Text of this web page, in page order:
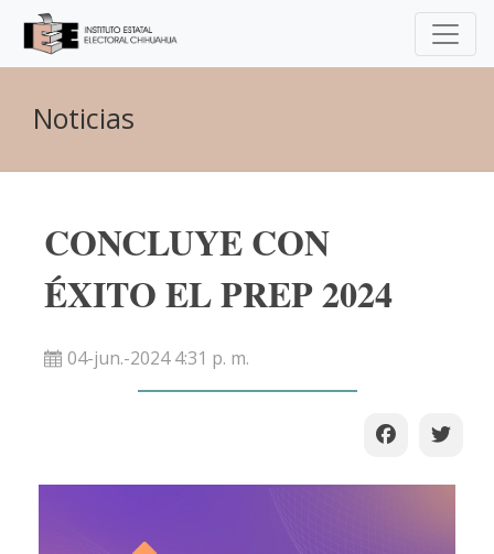
Noticias
CONCLUYE CON
ÉXITO EL PREP 2024
04-jun.-2024 4:31 p. m.